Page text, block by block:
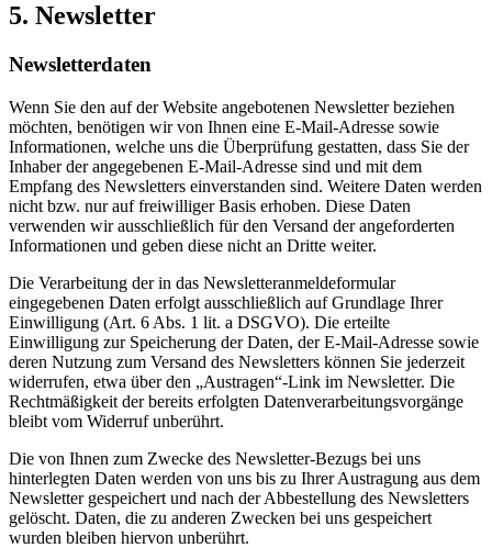
5. Newsletter
Newsletterdaten
Wenn Sie den auf der Website angebotenen Newsletter beziehen
möchten, benötigen wir von Ihnen eine E-Mail-Adresse sowie
Informationen, welche uns die Überprüfung gestatten, dass Sie der
Inhaber der angegebenen E-Mail-Adresse sind und mit dem
Empfang des Newsletters einverstanden sind. Weitere Daten werden
nicht bzw. nur auf freiwilliger Basis erhoben. Diese Daten
verwenden wir ausschließlich für den Versand der angeforderten
Informationen und geben diese nicht an Dritte weiter.
Die Verarbeitung der in das Newsletteranmeldeformular
eingegebenen Daten erfolgt ausschließlich auf Grundlage Ihrer
Einwilligung (Art. 6 Abs. 1 lit. a DSGVO). Die erteilte
Einwilligung zur Speicherung der Daten, der E-Mail-Adresse sowie
deren Nutzung zum Versand des Newsletters können Sie jederzeit
widerrufen, etwa über den „Austragen“-Link im Newsletter. Die
Rechtmäßigkeit der bereits erfolgten Datenverarbeitungsvorgänge
bleibt vom Widerruf unberührt.
Die von Ihnen zum Zwecke des Newsletter-Bezugs bei uns
hinterlegten Daten werden von uns bis zu Ihrer Austragung aus dem
Newsletter gespeichert und nach der Abbestellung des Newsletters
gelöscht. Daten, die zu anderen Zwecken bei uns gespeichert
wurden bleiben hiervon unberührt.